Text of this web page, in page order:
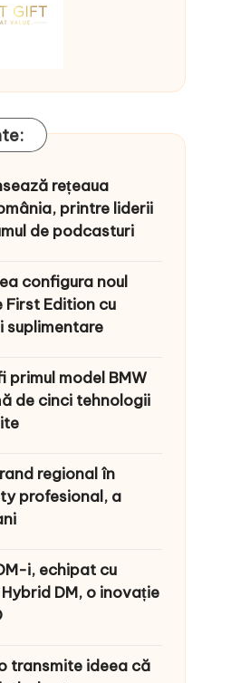
rețeaua
printre liderii
de podcasturi
configura noul
First Edition cu
suplimentare
primul model BMW
de cinci tehnologii
regional în
profesional, a
i, echipat cu
DM, o inovație
transmite ideea că